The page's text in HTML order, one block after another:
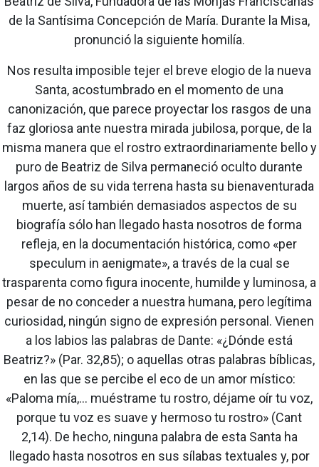
de la Santísima Concepción de María. Durante la Misa,
pronunció la siguiente homilía.
Nos resulta imposible tejer el breve elogio de la nueva
Santa, acostumbrado en el momento de una
canonización, que parece proyectar los rasgos de una
faz gloriosa ante nuestra mirada jubilosa, porque, de la
misma manera que el rostro extraordinariamente bello y
puro de Beatriz de Silva permaneció oculto durante
largos años de su vida terrena hasta su bienaventurada
muerte, así también demasiados aspectos de su
biografía sólo han llegado hasta nosotros de forma
refleja, en la documentación histórica, como «per
speculum in aenigmate», a través de la cual se
trasparenta como figura inocente, humilde y luminosa, a
pesar de no conceder a nuestra humana, pero legítima
curiosidad, ningún signo de expresión personal. Vienen
a los labios las palabras de Dante: «¿Dónde está
Beatriz?» (Par. 32,85); o aquellas otras palabras bíblicas,
en las que se percibe el eco de un amor místico:
«Paloma mía,... muéstrame tu rostro, déjame oír tu voz,
porque tu voz es suave y hermoso tu rostro» (Cant
2,14). De hecho, ninguna palabra de esta Santa ha
llegado hasta nosotros en sus sílabas textuales y, por